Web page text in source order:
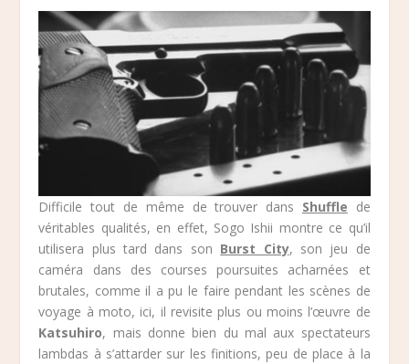
Difficile tout de même de trouver dans Shuffle de
véritables qualités, en effet, Sogo Ishii montre ce qu’il
utilisera plus tard dans son Burst City, son jeu de
caméra dans des courses poursuites acharnées et
brutales, comme il a pu le faire pendant les scènes de
voyage à moto, ici, il revisite plus ou moins l’œuvre de
Katsuhiro, mais donne bien du mal aux spectateurs
lambdas à s’attarder sur les finitions, peu de place à la